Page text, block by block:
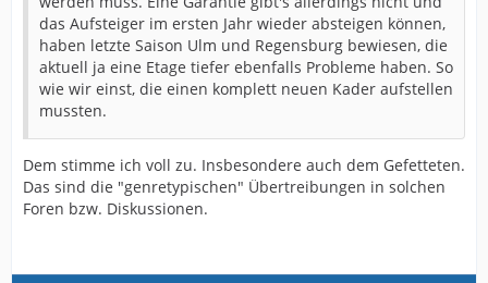
das Aufsteiger im ersten Jahr wieder absteigen können,
haben letzte Saison Ulm und Regensburg bewiesen, die
aktuell ja eine Etage tiefer ebenfalls Probleme haben. So
wie wir einst, die einen komplett neuen Kader aufstellen
mussten.
Dem stimme ich voll zu. Insbesondere auch dem Gefetteten.
Das sind die "genretypischen" Übertreibungen in solchen
Foren bzw. Diskussionen.